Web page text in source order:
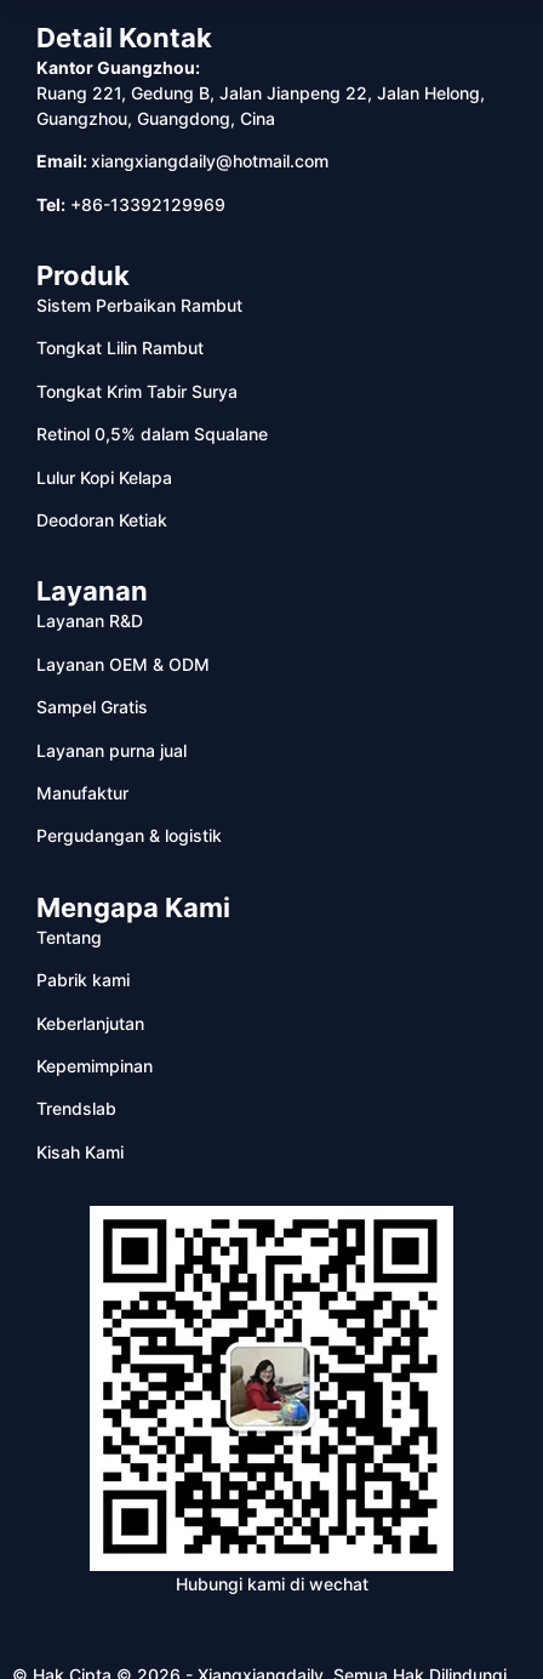
Detail Kontak
Kantor Guangzhou:
Ruang 221, Gedung B, Jalan Jianpeng 22, Jalan Helong,
Guangzhou, Guangdong, Cina
Email:xiangxiangdaily@hotmail.com
Tel: +86-13392129969
Produk
Sistem Perbaikan Rambut
Tongkat Lilin Rambut
Tongkat Krim Tabir Surya
Retinol 0,5% dalam Squalane
Lulur Kopi Kelapa
Deodoran Ketiak
Layanan
Layanan R&D
Layanan OEM & ODM
Sampel Gratis
Layanan purna jual
Manufaktur
Pergudangan & logistik
Mengapa Kami
Tentang
Pabrik kami
Keberlanjutan
Kepemimpinan
Trendslab
Kisah Kami
Hubungi kami di wechat